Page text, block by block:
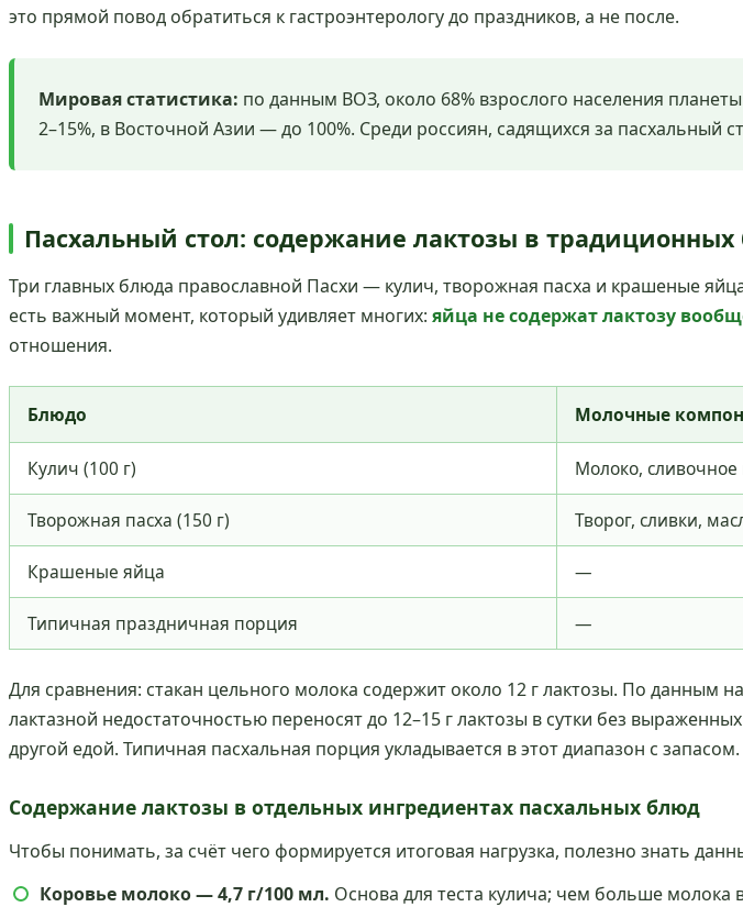
это прямой повод обратиться к гастроэнтерологу до праздников, а не после.
Мировая статистика: по данным ВОЗ, около 68% взрослого населения
2–15%, в Восточной Азии — до 100%. Среди россиян, садящихся за
Пасхальный стол: содержание лактозы в
Три главных блюда православной Пасхи — кулич, творожная пасха и крашеные
есть важный момент, который удивляет многих: яйца не содержат лактозу
отношения.
Блюдо Молочные
Кулич (100 г) Молоко, сливочное
Творожная пасха (150 г) Творог, сливки,
Крашеные яйца —
Типичная праздничная порция —
Для сравнения: стакан цельного молока содержит около 12 г лактозы. По данным
лактазной недостаточностью переносят до 12–15 г лактозы в сутки без
другой едой. Типичная пасхальная порция укладывается в этот диапазон с запасом.
Содержание лактозы в отдельных ингредиентах пасхальных блюд
Чтобы понимать, за счёт чего формируется итоговая нагрузка, полезно знать
Коровье молоко — 4,7 г/100 мл. Основа для теста кулича; чем больше